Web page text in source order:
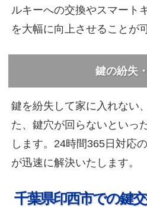
ルキーへの交換やスマート
を大幅に向上させることが
鍵の紛失
鍵を紛失して家に入れない
た、鍵穴が回らないといっ
します。24時間365日対応
が迅速に解決いたします。
千葉県印西市での鍵